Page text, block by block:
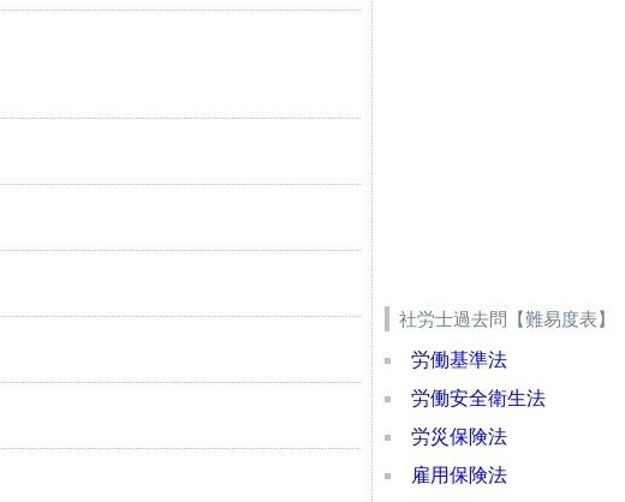
社労士過去問【難易度表】
労働基準法
労働安全衛生法
労災保険法
雇用保険法